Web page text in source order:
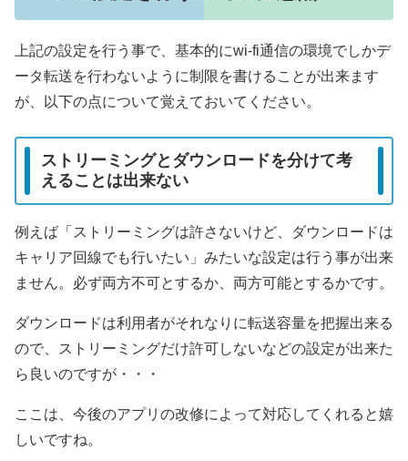
上記の設定を行う事で、基本的にwi-fi通信の環境でしかデ
ータ転送を行わないように制限を書けることが出来ます
が、以下の点について覚えておいてください。
ストリーミングとダウンロードを分けて考
えることは出来ない
例えば「ストリーミングは許さないけど、ダウンロードは
キャリア回線でも行いたい」みたいな設定は行う事が出来
ません。必ず両方不可とするか、両方可能とするかです。
ダウンロードは利用者がそれなりに転送容量を把握出来る
ので、ストリーミングだけ許可しないなどの設定が出来た
ら良いのですが・・・
ここは、今後のアプリの改修によって対応してくれると嬉
しいですね。